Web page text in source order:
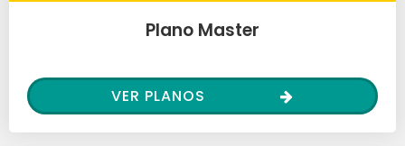
Plano Master
VER PLANOS